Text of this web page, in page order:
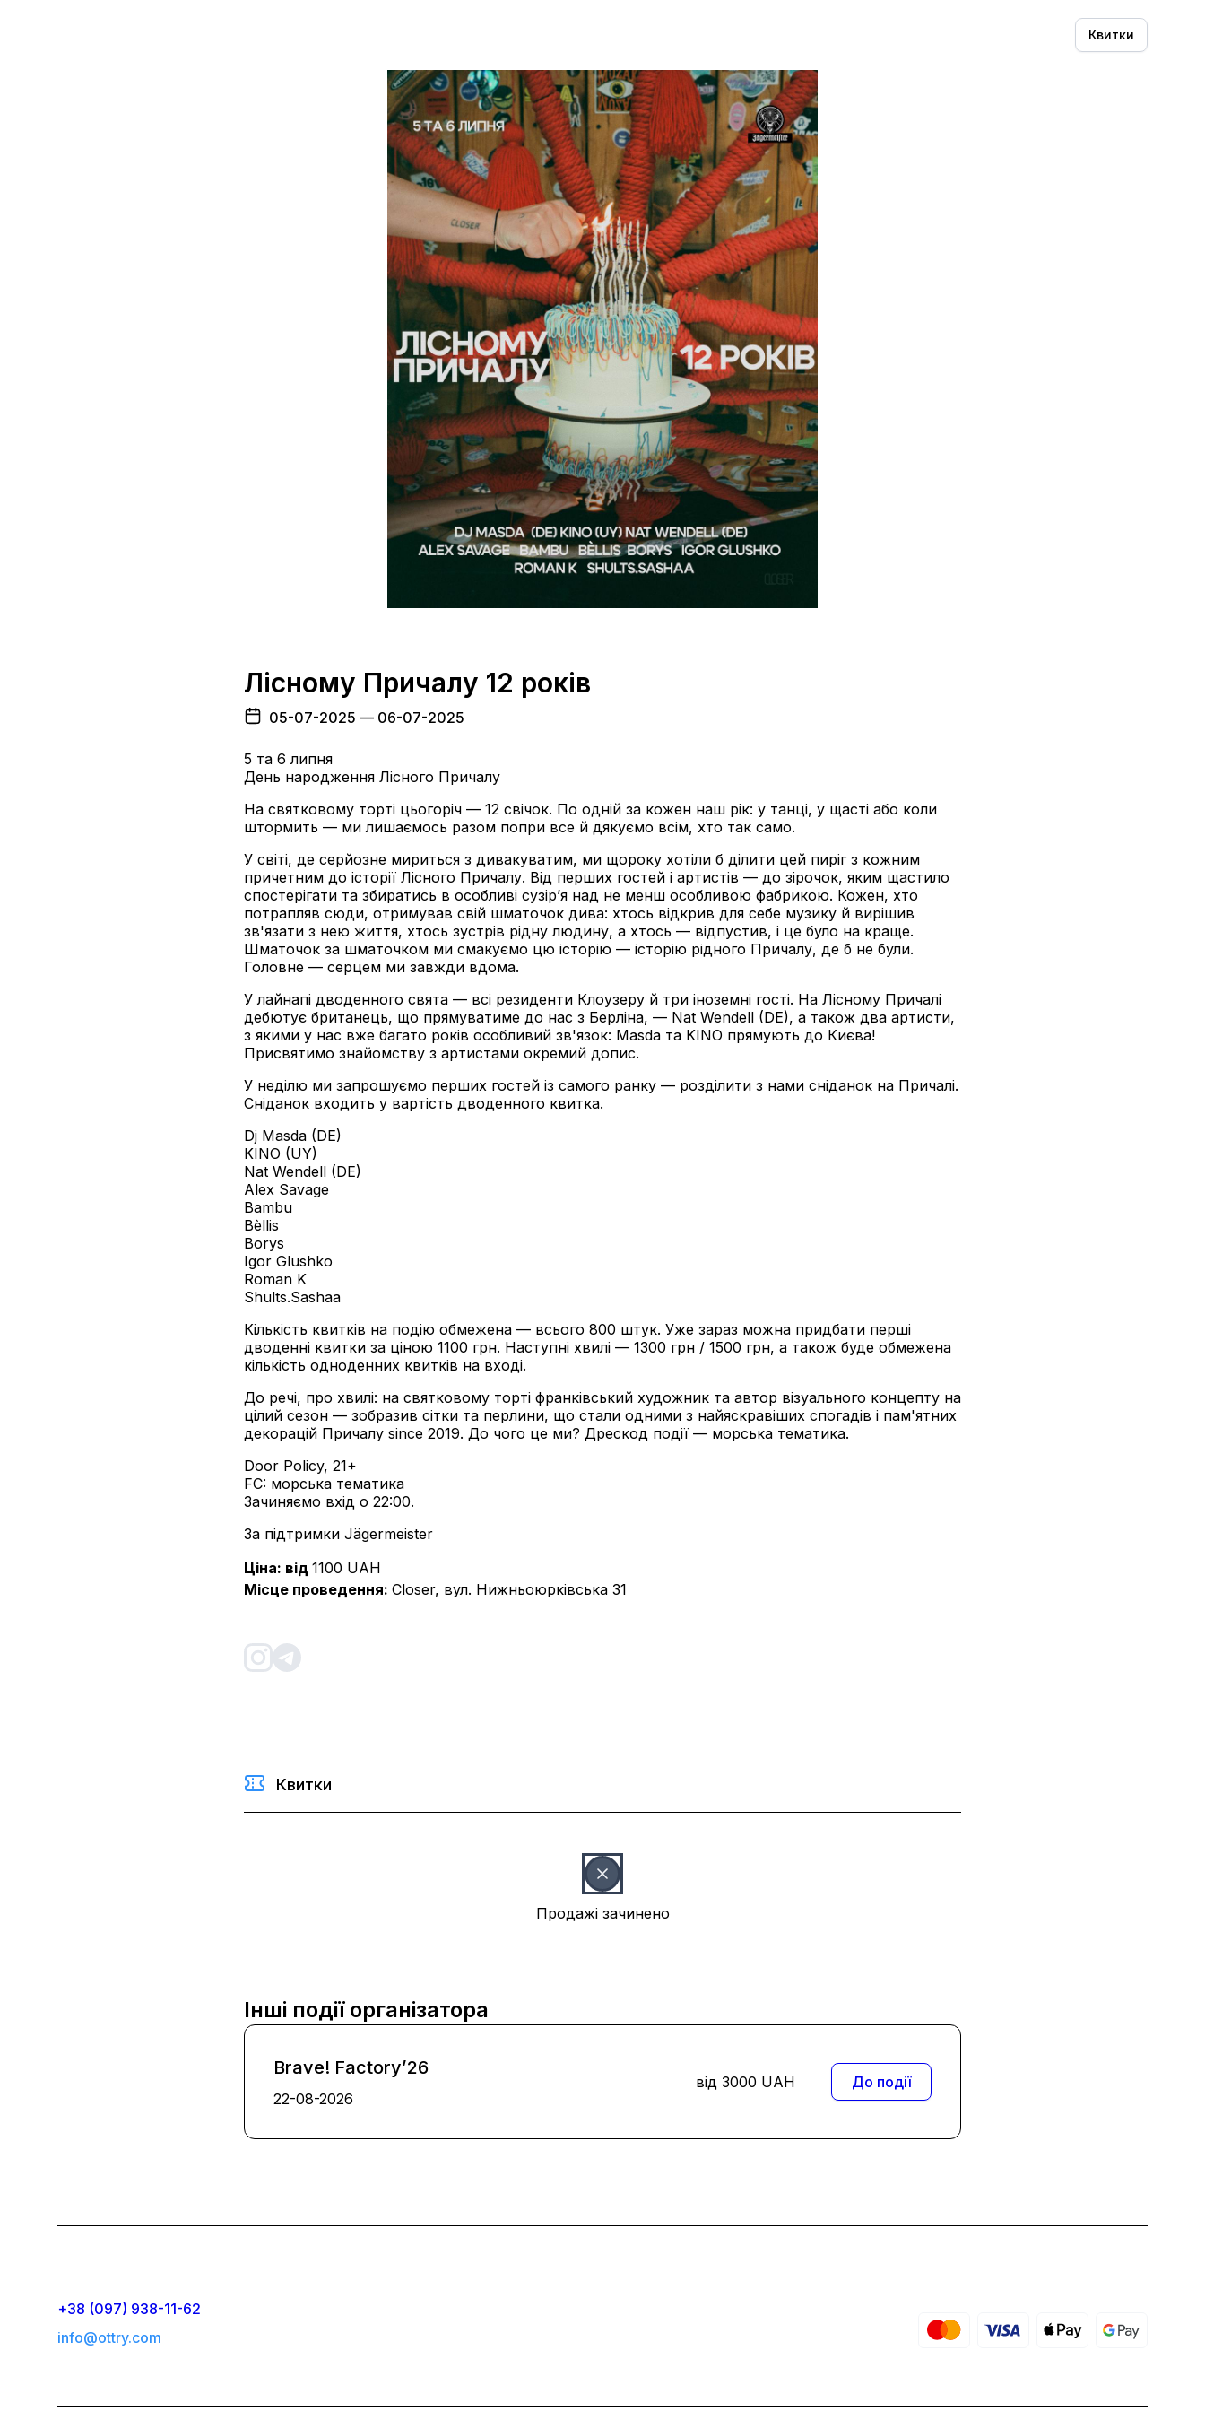
Квитки
Лісному Причалу 12 років
05-07-2025 — 06-07-2025
5 та 6 липня
День народження Лісного Причалу
На святковому торті цьогоріч — 12 свічок. По одній за кожен наш рік: у танці, у щасті або коли
штормить — ми лишаємось разом попри все й дякуємо всім, хто так само.
У світі, де серйозне мириться з дивакуватим, ми щороку хотіли б ділити цей пиріг з кожним
причетним до історії Лісного Причалу. Від перших гостей і артистів — до зірочок, яким щастило
спостерігати та збиратись в особливі сузір’я над не менш особливою фабрикою. Кожен, хто
потрапляв сюди, отримував свій шматочок дива: хтось відкрив для себе музику й вирішив
зв'язати з нею життя, хтось зустрів рідну людину, а хтось — відпустив, і це було на краще.
Шматочок за шматочком ми смакуємо цю історію — історію рідного Причалу, де б не були.
Головне — серцем ми завжди вдома.
У лайнапі дводенного свята — всі резиденти Клоузеру й три іноземні гості. На Лісному Причалі
дебютує британець, що прямуватиме до нас з Берліна, — Nat Wendell (DE), а також два артисти,
з якими у нас вже багато років особливий зв'язок: Masda та KINO прямують до Києва!
Присвятимо знайомству з артистами окремий допис.
У неділю ми запрошуємо перших гостей із самого ранку — розділити з нами сніданок на Причалі.
Сніданок входить у вартість дводенного квитка.
Dj Masda (DE)
KINO (UY)
Nat Wendell (DE)
Alex Savage
Bambu
Bèllis
Borys
Igor Glushko
Roman K
Shults.Sashaa
Кількість квитків на подію обмежена — всього 800 штук. Уже зараз можна придбати перші
дводенні квитки за ціною 1100 грн. Наступні хвилі — 1300 грн / 1500 грн, а також буде обмежена
кількість одноденних квитків на вході.
До речі, про хвилі: на святковому торті франківський художник та автор візуального концепту на
цілий сезон — зобразив сітки та перлини, що стали одними з найяскравіших спогадів і пам'ятних
декорацій Причалу since 2019. До чого це ми? Дрескод події — морська тематика.
Door Policy, 21+
FC: морська тематика
Зачиняємо вхід о 22:00.
За підтримки Jägermeister
Ціна: від 1100 UAH
Місце проведення: Closer, вул. Нижньоюрківська 31
Квитки
Продажі зачинено
Інші події організатора
Brave! Factory’26
22-08-2026
від 3000 UAH До події
+38 (097) 938-11-62
info@ottry.com